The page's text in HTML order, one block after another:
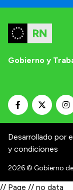
Gobierno y
Desarrollado por
y condiciones
2026© Gobierno
// Page // no data